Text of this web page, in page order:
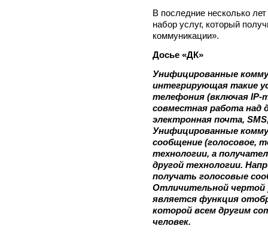
В последние несколько
набор услуг, который
коммуникации».
Досье «ДК»
Унифицированные
интегрирующая такие
телефония (включая IP-
совместная работа над
электронная почта,
Унифицированные
сообщение (голосовое,
технологии, а
другой технологии.
получать голосовые
Отличительной чертой
является функция
которой всем другим
человек.